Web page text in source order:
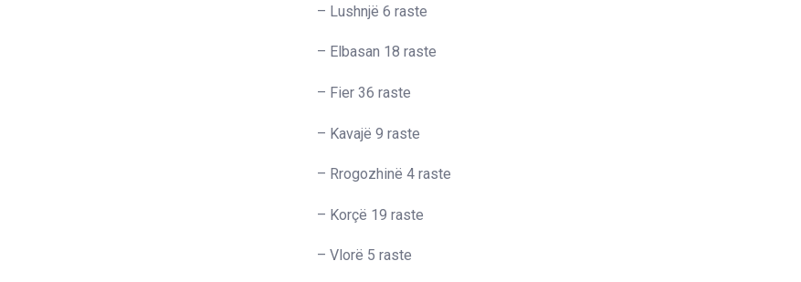
– Lushnjë 6 raste
– Elbasan 18 raste
– Fier 36 raste
– Kavajë 9 raste
– Rrogozhinë 4 raste
– Korçë 19 raste
– Vlorë 5 raste